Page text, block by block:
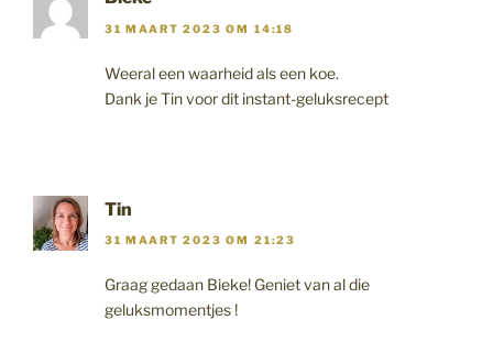
31 MAART 2023 OM 14:18
Weeral een waarheid als een koe.
Dank je Tin voor dit instant-geluksrecept
Tin
31 MAART 2023 OM 21:23
Graag gedaan Bieke! Geniet van al die
geluksmomentjes !